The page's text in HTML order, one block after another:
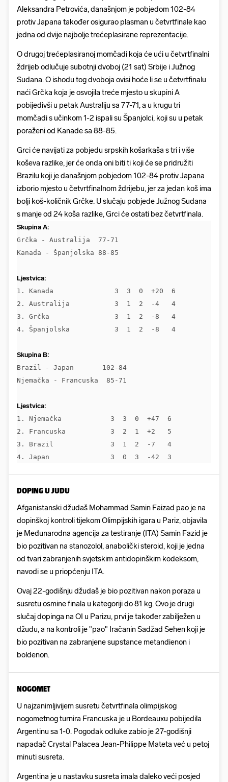
Aleksandra Petrovića, današnjom je pobjedom 102-84
protiv Japana također osigurao plasman u četvrtfinale kao
jedna od dvije najbolje trećeplasirane reprezentacije.
O drugoj trećeplasiranoj momčadi koja će ući u četvrtfinalni
ždrijeb odlučuje subotnji dvoboj (21 sat) Srbije i Južnog
Sudana. O ishodu tog dvoboja ovisi hoće li se u četvrtfinalu
naći Grčka koja je osvojila treće mjesto u skupini A
pobijedivši u petak Australiju sa 77-71, a u krugu tri
momčadi s učinkom 1-2 ispali su Španjolci, koji su u petak
poraženi od Kanade sa 88-85.
Grci će navijati za pobjedu srpskih košarkaša s tri i više
koševa razlike, jer će onda oni biti ti koji će se pridružiti
Brazilu koji je današnjom pobjedom 102-84 protiv Japana
izborio mjesto u četvrtfinalnom ždrijebu, jer za jedan koš ima
bolji koš-količnik Grčke. U slučaju pobjede Južnog Sudana
s manje od 24 koša razlike, Grci će ostati bez četvrtfinala.
Skupina A:
Grčka - Australija  77-71
Kanada - Španjolska 88-85
Ljestvica:
1. Kanada               3  3  0  +20  6
2. Australija           3  1  2  -4   4
3. Grčka                3  1  2  -8   4
4. Španjolska           3  1  2  -8   4
Skupina B:
Brazil - Japan       102-84
Njemačka - Francuska  85-71
Ljestvica:
1. Njemačka            3  3  0  +47  6
2. Francuska           3  2  1  +2   5
3. Brazil              3  1  2  -7   4
4. Japan               3  0  3  -42  3
DOPING U JUDU
Afganistanski džudaš Mohammad Samin Faizad pao je na
dopinškoj kontroli tijekom Olimpijskih igara u Pariz, objavila
je Međunarodna agencija za testiranje (ITA) Samin Fazid je
bio pozitivan na stanozolol, anabolički steroid, koji je jedna
od tvari zabranjenih svjetskim antidopinškim kodeksom,
navodi se u priopćenju ITA.
Ovaj 22-godišnju džudaš je bio pozitivan nakon poraza u
susretu osmine finala u kategoriji do 81 kg. Ovo je drugi
slučaj dopinga na OI u Parizu, prvi je također zabilježen u
džudu, a na kontroli je "pao" Iračanin Sadžad Sehen koji je
bio pozitivan na zabranjene supstance metandienon i
boldenon.
NOGOMET
U najzanimljivijem susretu četvrtfinala olimpijskog
nogometnog turnira Francuska je u Bordeauxu pobijedila
Argentinu sa 1-0. Pogodak odluke zabio je 27-godišnji
napadač Crystal Palacea Jean-Philippe Mateta već u petoj
minuti susreta.
Argentina je u nastavku susreta imala daleko veći posjed